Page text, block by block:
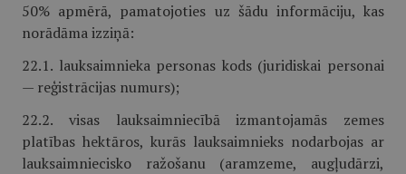
50% apmērā, pamatojoties uz šādu informāciju, kas
norādāma izziņā:
22.1. lauksaimnieka personas kods (juridiskai personai
— reģistrācijas numurs);
22.2. visas lauksaimniecībā izmantojamās zemes
platības hektāros, kurās lauksaimnieks nodarbojas ar
lauksaimniecisko ražošanu (aramzeme, augļudārzi,